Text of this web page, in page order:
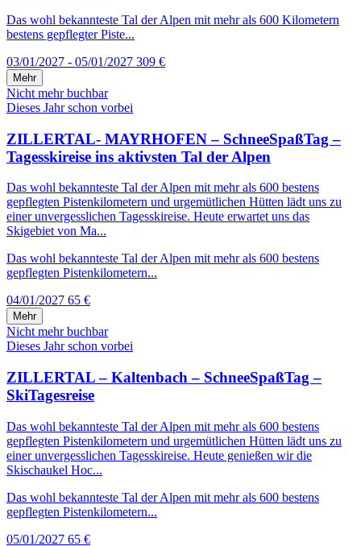
Das wohl bekannteste Tal der Alpen mit mehr als 600 Kilometern
bestens gepflegter Piste...
03/01/2027 - 05/01/2027 309 €
Mehr
Nicht mehr buchbar
Dieses Jahr schon vorbei
ZILLERTAL- MAYRHOFEN – SchneeSpaßTag –
Tagesskireise ins aktivsten Tal der Alpen
Das wohl bekannteste Tal der Alpen mit mehr als 600 bestens
gepflegten Pistenkilometern und urgemütlichen Hütten lädt uns zu
einer unvergesslichen Tagesskireise. Heute erwartet uns das
Skigebiet von Ma...
Das wohl bekannteste Tal der Alpen mit mehr als 600 bestens
gepflegten Pistenkilometern...
04/01/2027 65 €
Mehr
Nicht mehr buchbar
Dieses Jahr schon vorbei
ZILLERTAL – Kaltenbach – SchneeSpaßTag –
SkiTagesreise
Das wohl bekannteste Tal der Alpen mit mehr als 600 bestens
gepflegten Pistenkilometern und urgemütlichen Hütten lädt uns zu
einer unvergesslichen Tagesskireise. Heute genießen wir die
Skischaukel Hoc...
Das wohl bekannteste Tal der Alpen mit mehr als 600 bestens
gepflegten Pistenkilometern...
05/01/2027 65 €